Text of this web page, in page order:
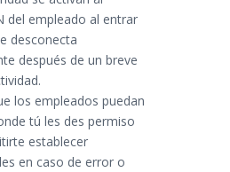
del empleado al entrar
desconecta
después de un breve
los empleados puedan
tú les des permiso
establecer
en caso de error o